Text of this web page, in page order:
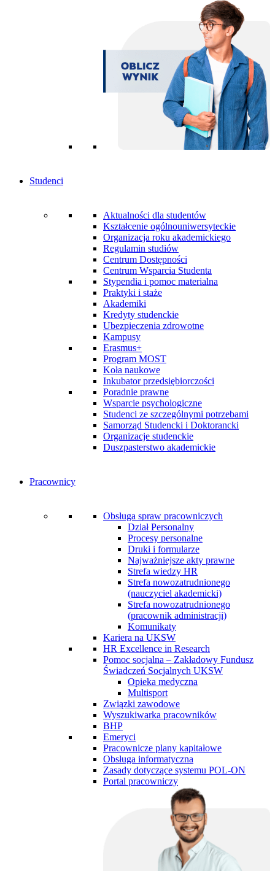
Studenci
Aktualności dla studentów
Kształcenie ogólnouniwersyteckie
Organizacja roku akademickiego
Regulamin studiów
Centrum Dostępności
Centrum Wsparcia Studenta
Stypendia i pomoc materialna
Praktyki i staże
Akademiki
Kredyty studenckie
Ubezpieczenia zdrowotne
Kampusy
Erasmus+
Program MOST
Koła naukowe
Inkubator przedsiębiorczości
Poradnie prawne
Wsparcie psychologiczne
Studenci ze szczególnymi potrzebami
Samorząd Studencki i Doktorancki
Organizacje studenckie
Duszpasterstwo akademickie
Pracownicy
Obsługa spraw pracowniczych
Dział Personalny
Procesy personalne
Druki i formularze
Najważniejsze akty prawne
Strefa wiedzy HR
Strefa nowozatrudnionego
(nauczyciel akademicki)
Strefa nowozatrudnionego
(pracownik administracji)
Komunikaty
Kariera na UKSW
HR Excellence in Research
Pomoc socjalna – Zakładowy Fundusz
Świadczeń Socjalnych UKSW
Opieka medyczna
Multisport
Związki zawodowe
Wyszukiwarka pracowników
BHP
Emeryci
Pracownicze plany kapitałowe
Obsługa informatyczna
Zasady dotyczące systemu POL-ON
Portal pracowniczy